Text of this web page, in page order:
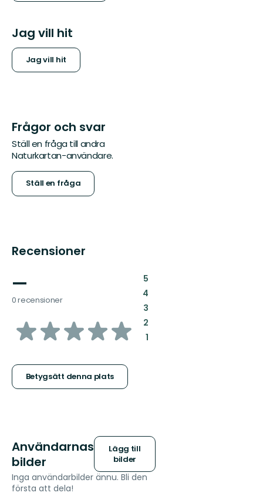
Jag vill hit
Jag vill hit
Frågor och svar
Ställ en fråga till andra
Naturkartan-användare.
Ställ en fråga
Recensioner
—
0 recensioner
av
stjärnor
Betygsätt denna plats
5:
4:
3:
2:
1:
Användarnas
bilder
Lägg till
bilder
Inga användarbilder ännu. Bli den
första att dela!